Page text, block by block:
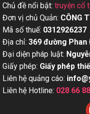
Chủ đề nổi bật: truyện cổ
Đơn vị chủ Quản: CÔNG
Mã số thuế: 0312926237
Địa chỉ: 369 đường Phan
Đại diện pháp luật:
Giấy phép: Giấy phép
Liên hệ quảng cáo:
Liên hệ Hotline: 028 66